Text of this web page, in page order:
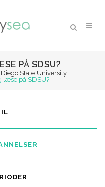
PÅ SDSU?
Diego State University
læse på SDSU?